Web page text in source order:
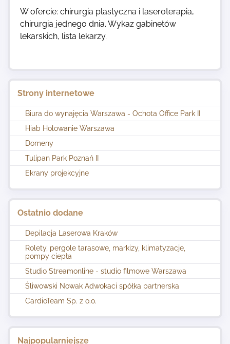
Strony internetowe
Biura do wynajęcia Warszawa - Ochota Office Park II
Hiab Holowanie Warszawa
Domeny
Tulipan Park Poznań II
Ekrany projekcyjne
Ostatnio dodane
Depilacja Laserowa Kraków
Rolety, pergole tarasowe, markizy, klimatyzacje,
pompy ciepła
Studio Streamonline - studio filmowe Warszawa
Śliwowski Nowak Adwokaci spółka partnerska
CardioTeam Sp. z o.o.
Najpopularniejsze
W ofercie: chirurgia plastyczna i laseroterapia,
chirurgia jednego dnia. Wykaz gabinetów
lekarskich, lista lekarzy.